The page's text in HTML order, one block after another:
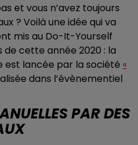
et vous n’avez toujours
? Voilà une idée qui va
mis au Do-It-Yourself
cette année 2020 : la
est lancée par la société «
dans l’évènementiel
PAR DES